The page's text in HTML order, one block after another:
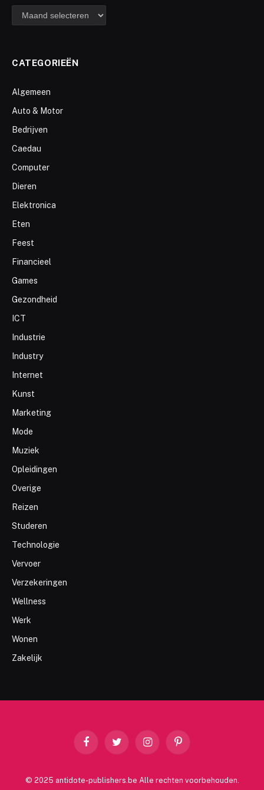
archief
CATEGORIEËN
Algemeen
Auto & Motor
Bedrijven
Caedau
Computer
Dieren
Elektronica
Eten
Feest
Financieel
Games
Gezondheid
ICT
Industrie
Industry
Internet
Kunst
Marketing
Mode
Muziek
Opleidingen
Overige
Reizen
Studeren
Technologie
Vervoer
Verzekeringen
Wellness
Werk
Wonen
Zakelijk
FacebookTwitter InstagramPinterest
© 2025 antidote-publishers.be Alle rechten voorbehouden.